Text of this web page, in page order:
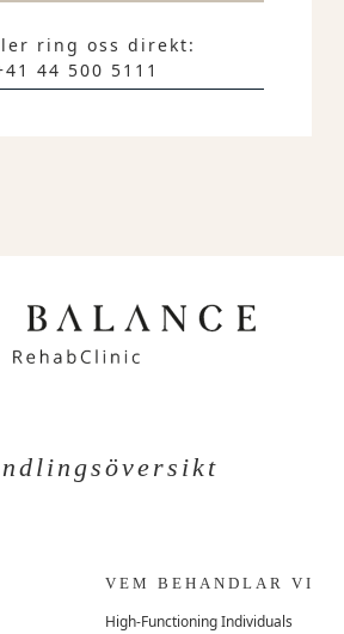
ring oss direkt:
44 500 5111
VEM BEHANDLAR VI
High-Functioning Individuals